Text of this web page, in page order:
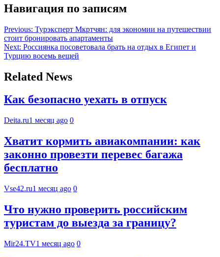
Навигация по записям
Previous: Турэксперт Мкртчян: для экономии на путешествии
стоит бронировать апартаменты
Next: Россиянка посоветовала брать на отдых в Египет и
Турцию восемь вещей
Related News
Как безопасно уехать в отпуск
Deita.ru1 месяц ago 0
Хватит кормить авиакомпании: как
законно провезти перевес багажа
бесплатно
Vse42.ru1 месяц ago 0
Что нужно проверить российским
туристам до выезда за границу?
Mir24.TV1 месяц ago 0